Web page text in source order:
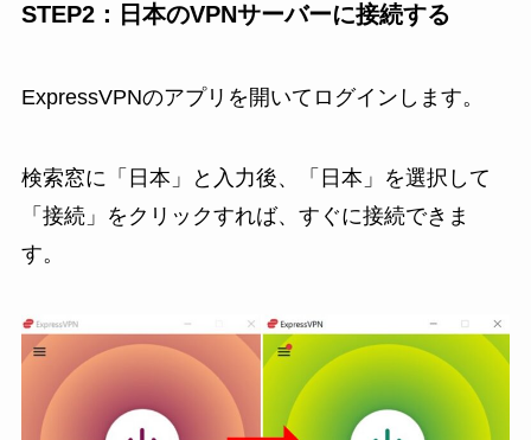
STEP2：日本のVPNサーバーに接続する
ExpressVPNのアプリを開いてログインします。
検索窓に「日本」と入力後、「日本」を選択して
「接続」をクリックすれば、すぐに接続できま
す。